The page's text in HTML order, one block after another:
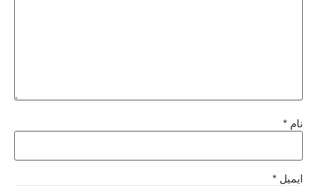
نام *
ایمیل *